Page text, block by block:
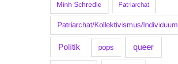
Minh Schredle Patriarchat
Patriarchat/Kollektivismus/Individuum
Politik pops queer